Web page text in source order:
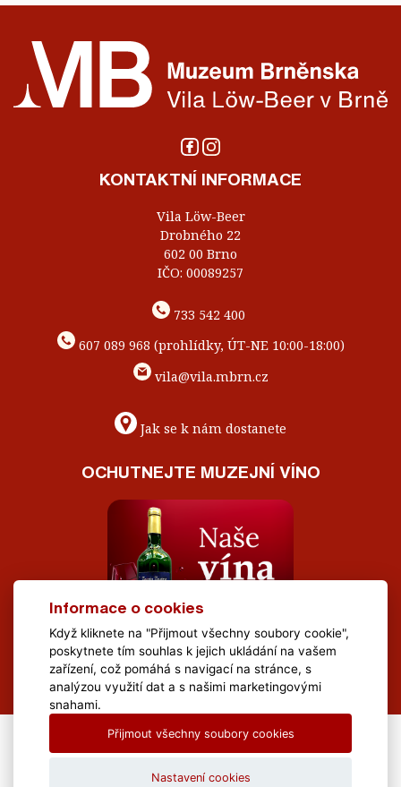
KONTAKTNÍ INFORMACE
Vila Löw-Beer
Drobného 22
602 00 Brno
IČO: 00089257
733 542 400
607 089 968 (prohlídky, ÚT-NE 10:00-18:00)
vila@vila.mbrn.cz
Jak se k nám dostanete
OCHUTNEJTE MUZEJNÍ VÍNO
All Rights Reserved Muzeum Brněnska © 2020, Webdesign by
Informace o cookies
Když kliknete na "Přijmout všechny soubory cookie",
poskytnete tím souhlas k jejich ukládání na vašem
zařízení, což pomáhá s navigací na stránce, s
analýzou využití dat a s našimi marketingovými
snahami.
Přijmout všechny soubory cookies
Nastavení cookies